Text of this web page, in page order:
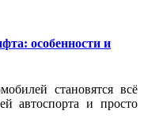
особенности и
становятся всё
автоспорта и просто